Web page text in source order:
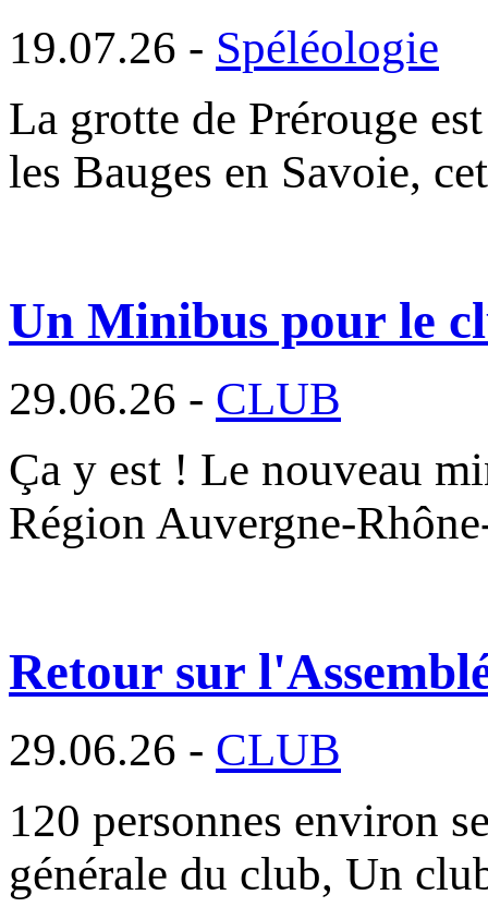
19.07.26 - Spéléologie
La grotte de Prérouge
les Bauges en Savoie,
Un Minibus pour le
29.06.26 - CLUB
Ça y est ! Le nouveau
Région Auvergne-
Retour sur
29.06.26 - CLUB
120 personnes environ
générale du club, Un